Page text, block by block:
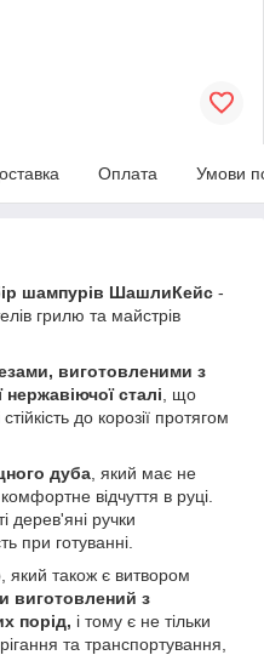
Оплата Умови
шампурів ШашлиКейс -
грилю та майстрів
виготовленими з
нержавіючої сталі , що
до корозії протягом
дуба , який має не
відчуття в руці.
дерев'яні ручки
при готуванні.
який також є витвором
виготовлений з
порід, і тому є не тільки
та транспортування,